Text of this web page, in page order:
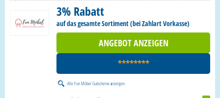
3% Rabatt
auf das gesamte Sortiment (bei Zahlart Vorkasse)
ANGEBOT ANZEIGEN
********
AlleFun Möbel Gutscheineanzeigen